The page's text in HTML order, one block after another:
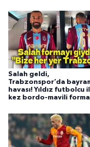
Salah geldi,
Trabzonspor’da
havası! Yıldız futbolcu
kez bordo-mavili